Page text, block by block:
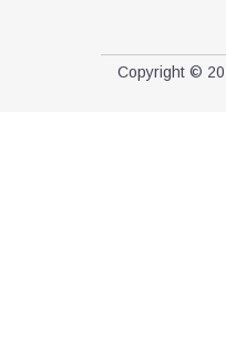
Copyright ©